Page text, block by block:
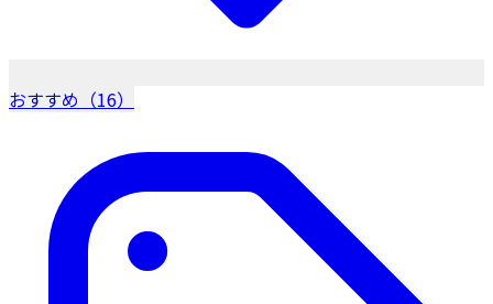
おすすめ（16）